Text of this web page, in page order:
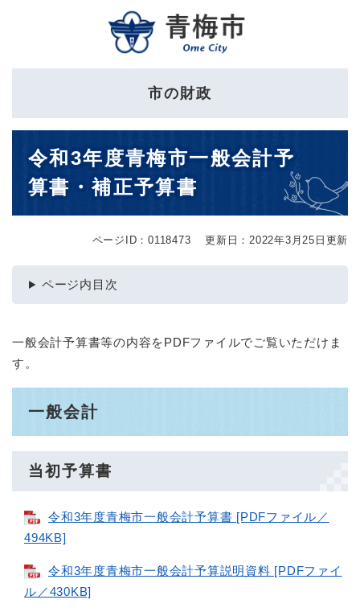
メニューを飛ばして本文へ
市の財政
令和3年度青梅市一般会計予
算書・補正予算書
ページID：0118473 更新日：2022年3月25日更新
ページ内目次
一般会計予算書等の内容をPDFファイルでご覧いただけま
す。
一般会計
当初予算書
令和3年度青梅市一般会計予算書 [PDFファイル／
494KB]
令和3年度青梅市一般会計予算説明資料 [PDFファイ
ル／430KB]